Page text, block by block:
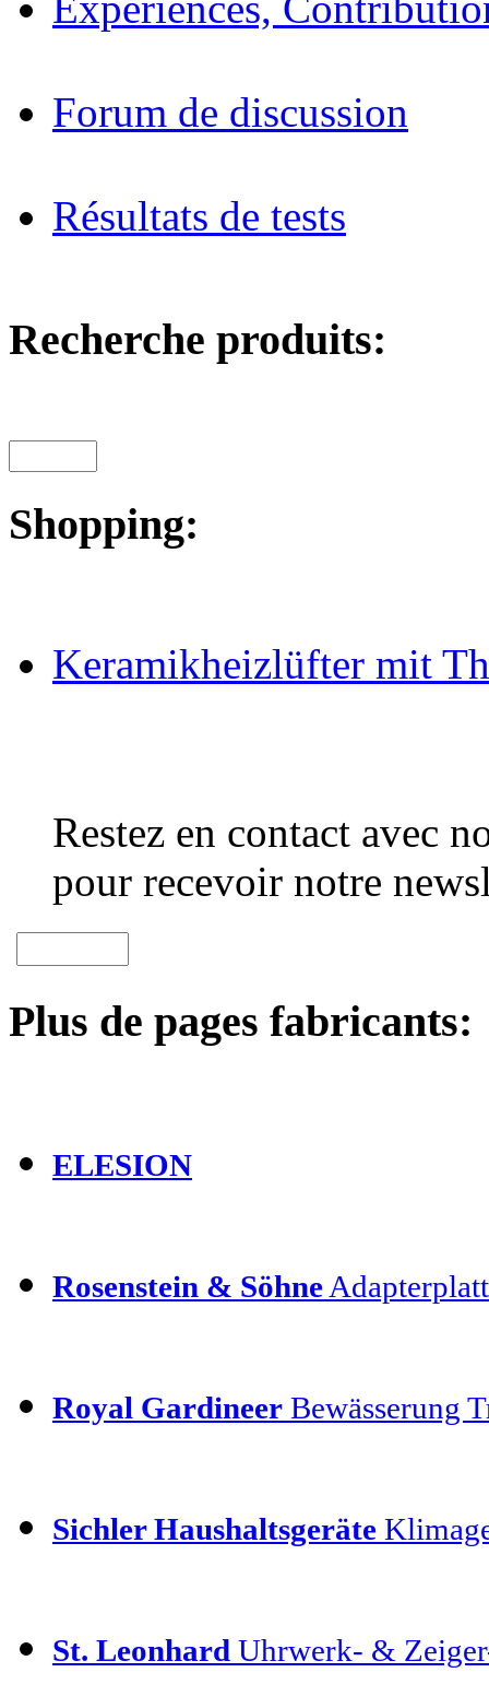
Forum de discussion
Résultats de tests
Recherche produits:
Shopping:
Keramikheizlüfter mit
Restez en contact avec
pour recevoir notre
Plus de pages fabricants:
ELESION
Rosenstein & Söhne
Royal Gardineer Bewässerung
Sichler Haushaltsgeräte
St. Leonhard Uhrwerk- &